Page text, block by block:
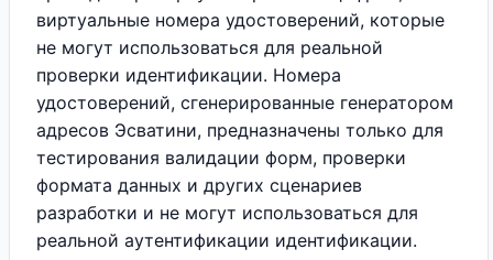
виртуальные номера удостоверений, которые
не могут использоваться для реальной
проверки идентификации. Номера
удостоверений, сгенерированные генератором
адресов Эсватини, предназначены только для
тестирования валидации форм, проверки
формата данных и других сценариев
разработки и не могут использоваться для
реальной аутентификации идентификации.